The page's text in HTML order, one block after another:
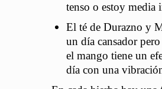
tenso o estoy media
El té de Durazno y
un día cansador
el mango tiene un
día con una